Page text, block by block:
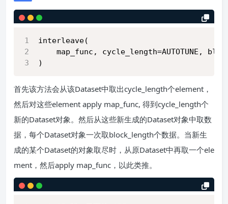
interleave(
map_func, cycle_length=AUTOTUNE,
)
首先该方法会从该Dataset中取出cycle_length个element，
然后对这些element apply map_func, 得到cycle_length个
新的Dataset对象。然后从这些新生成的Dataset对象中取数
据，每个Dataset对象一次取block_length个数据。当新生
成的某个Dataset的对象取尽时，从原Dataset中再取一个ele
ment，然后apply map_func，以此类推。